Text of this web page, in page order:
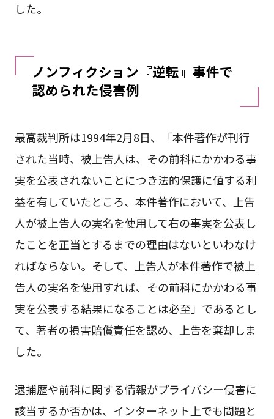
した。
ノンフィクション『逆転』事件で
認められた侵害例
最高裁判所は1994年2月8日、「本件著作が刊行
された当時、被上告人は、その前科にかかわる事
実を公表されないことにつき法的保護に値する利
益を有していたところ、本件著作において、上告
人が被上告人の実名を使用して右の事実を公表し
たことを正当とするまでの理由はないといわなけ
ればならない。そして、上告人が本件著作で被上
告人の実名を使用すれば、その前科にかかわる事
実を公表する結果になることは必至」であるとし
て、著者の損害賠償責任を認め、上告を棄却しま
した。
逮捕歴や前科に関する情報がプライバシー侵害に
該当するか否かは、インターネット上でも問題と